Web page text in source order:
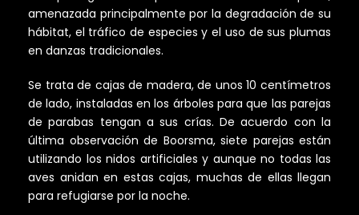
amenazada principalmente por la degradación de su
hábitat, el tráfico de especies y el uso de sus plumas
en danzas tradicionales.
Se trata de cajas de madera, de unos 10 centímetros
de lado, instaladas en los árboles para que las parejas
de parabas tengan a sus crías. De acuerdo con la
última observación de Boorsma, siete parejas están
utilizando los nidos artificiales y aunque no todas las
aves anidan en estas cajas, muchas de ellas llegan
para refugiarse por la noche.